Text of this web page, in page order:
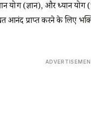
योग (ज्ञान), और ध्यान
आनंद प्राप्त करने के लिए